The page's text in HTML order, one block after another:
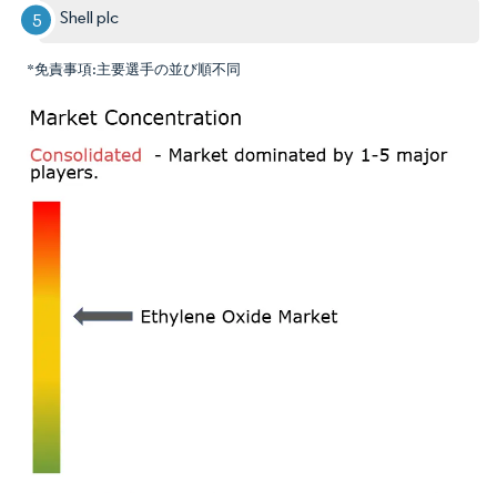
Shell plc
*免責事項:主要選手の並び順不同